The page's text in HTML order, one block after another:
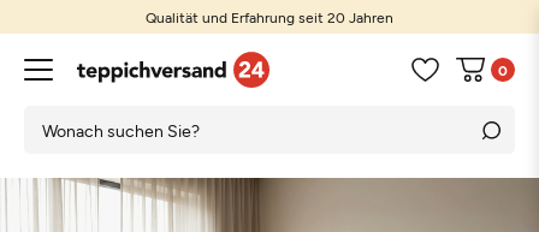
Qualität und Erfahrung seit 20 Jahren
0